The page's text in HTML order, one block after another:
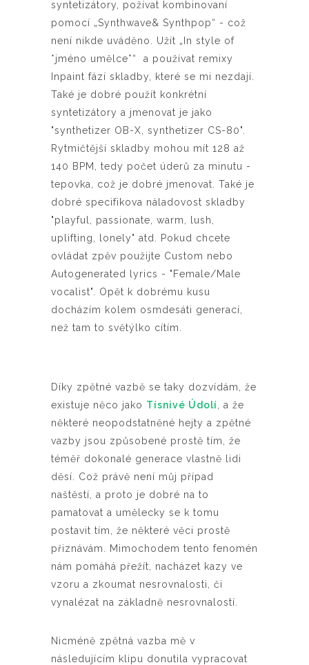
syntetizátory, požívat kombinovaní
pomocí „Synthwave& Synthpop“ - což
není nikde uváděno. Užít „In style of
*jméno umělce*“ a používat remixy
Inpaint fází skladby, které se mi nezdají.
Také je dobré použít konkrétní
syntetizátory a jmenovat je jako
"synthetizer OB-X, synthetizer CS-80".
Rytmičtější skladby mohou mít 128 až
140 BPM, tedy počet úderů za minutu -
tepovka, což je dobré jmenovat. Také je
dobré specifikova náladovost skladby
"playful, passionate, warm, lush,
uplifting, lonely" atd. Pokud chcete
ovládat zpěv použijte Custom nebo
Autogenerated lyrics - "Female/Male
vocalist". Opět k dobrému kusu
docházím kolem osmdesáti generací,
než tam to světýlko cítím.
Díky zpětné vazbě se taky dozvídám, že
existuje něco jako Tísnivé Údolí , a že
některé neopodstatněné hejty a zpětné
vazby jsou způsobené prostě tím, že
téměř dokonalé generace vlastně lidi
děsí. Což právě není můj případ
naštěstí, a proto je dobré na to
pamatovat a umělecky se k tomu
postavit tím, že některé věci prostě
přiznávám. Mimochodem tento fenomén
nám pomáhá přežít, nacházet kazy ve
vzoru a zkoumat nesrovnalosti, či
vynalézat na základně nesrovnalostí.
Nicméně zpětná vazba mě v
následujícím klipu donutila vypracovat